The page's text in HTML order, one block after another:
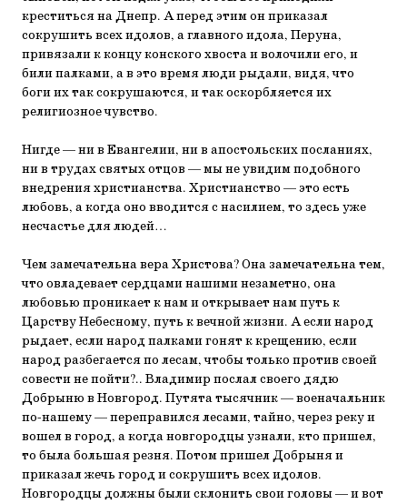
креститься на Днепр. А перед этим он приказал
сокрушить всех идолов, а главного идола, Перуна,
привязали к концу конского хвоста и волочили его, и
били палками, а в это время люди рыдали, видя, что
боги их так сокрушаются, и так оскорбляется их
религиозное чувство.
Нигде — ни в Евангелии, ни в апостольских посланиях,
ни в трудах святых отцов — мы не увидим подобного
внедрения христианства. Христианство — это есть
любовь, а когда оно вводится с насилием, то здесь уже
несчастье для людей…
Чем замечательна вера Христова? Она замечательна тем,
что овладевает сердцами нашими незаметно, она
любовью проникает к нам и открывает нам путь к
Царству Небесному, путь к вечной жизни. А если народ
рыдает, если народ палками гонят к крещению, если
народ разбегается по лесам, чтобы только против своей
совести не пойти?.. Владимир послал своего дядю
Добрыню в Новгород. Путята тысячник — военачальник
по-нашему — переправился лесами, тайно, через реку и
вошел в город, а когда новгородцы узнали, кто пришел,
то была большая резня. Потом пришел Добрыня и
приказал жечь город и сокрушить всех идолов.
Новгородцы должны были склонить свои головы — и вот